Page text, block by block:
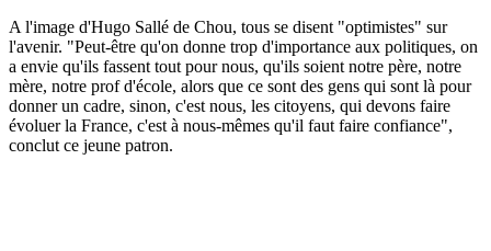
A l'image d'Hugo Sallé de Chou, tous se disent "optimistes" sur
l'avenir. "Peut-être qu'on donne trop d'importance aux politiques, on
a envie qu'ils fassent tout pour nous, qu'ils soient notre père, notre
mère, notre prof d'école, alors que ce sont des gens qui sont là pour
donner un cadre, sinon, c'est nous, les citoyens, qui devons faire
évoluer la France, c'est à nous-mêmes qu'il faut faire confiance",
conclut ce jeune patron.